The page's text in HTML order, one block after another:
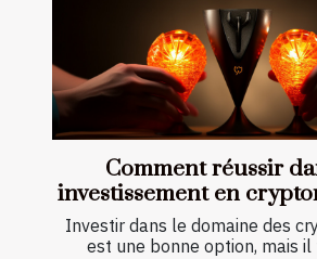
Comment réussir
investissement en
Investir dans le domaine des
est une bonne option, mais